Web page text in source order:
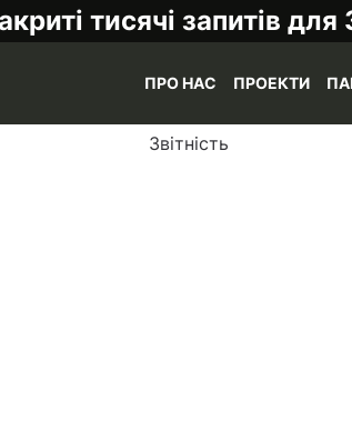
тисячі запитів
ПРО НАС ПРОЕКТИ
Звітність